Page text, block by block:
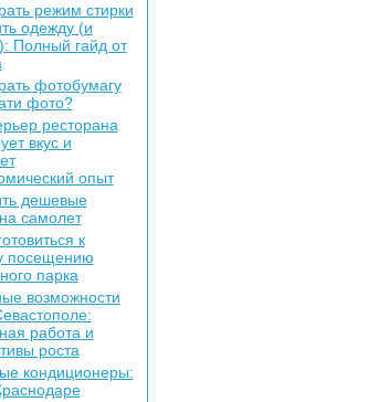
режим стирки
одежду (и
Полный гайд от
фотобумагу
фото?
ресторана
вкус и
опыт
дешевые
самолет
к
посещению
парка
возможности
работа и
роста
кондиционеры: